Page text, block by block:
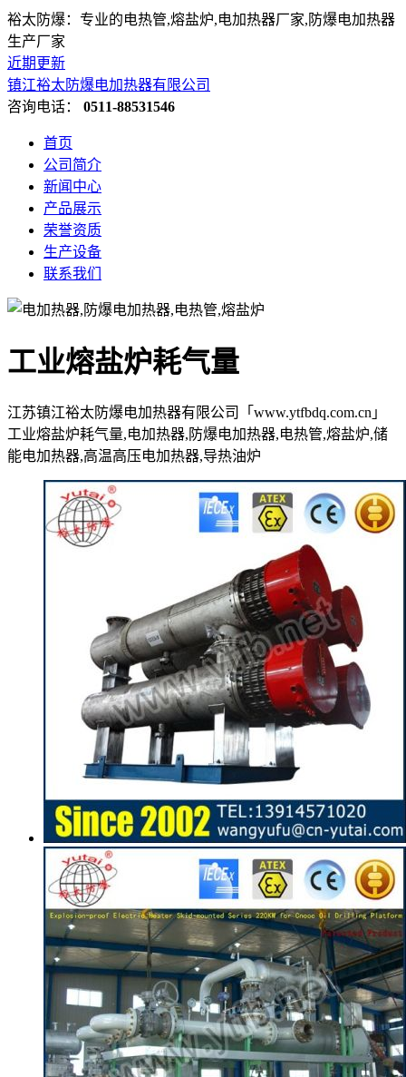
裕太防爆：专业的电热管,熔盐炉,电加热器厂家,防爆电加热器
生产厂家
近期更新
镇江裕太防爆电加热器有限公司
咨询电话： 0511-88531546
首页
公司简介
新闻中心
产品展示
荣誉资质
生产设备
联系我们
工业熔盐炉耗气量
江苏镇江裕太防爆电加热器有限公司「www.ytfbdq.com.cn」
工业熔盐炉耗气量,电加热器,防爆电加热器,电热管,熔盐炉,储
能电加热器,高温高压电加热器,导热油炉